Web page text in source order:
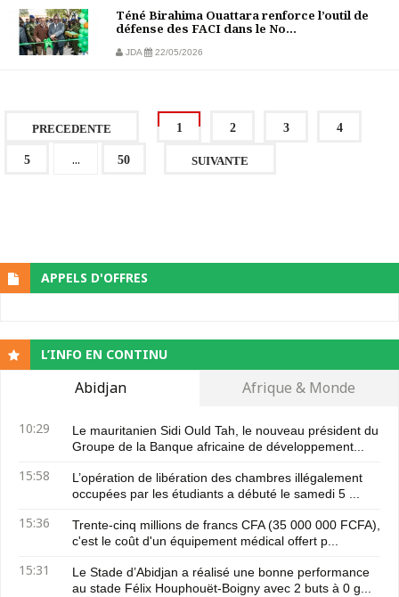
Téné Birahima Ouattara renforce l’outil de
défense des FACI dans le No...
JDA 22/05/2026
PRECEDENTE 1 2 3 4
5 ... 50 SUIVANTE
APPELS D'OFFRES
L’INFO EN CONTINU
Abidjan Afrique & Monde
10:29
Le mauritanien Sidi Ould Tah, le nouveau président du
Groupe de la Banque africaine de développement...
15:58
L’opération de libération des chambres illégalement
occupées par les étudiants a débuté le samedi 5 ...
15:36
Trente-cinq millions de francs CFA (35 000 000 FCFA),
c'est le coût d'un équipement médical offert p...
15:31
Le Stade d’Abidjan a réalisé une bonne performance
au stade Félix Houphouët-Boigny avec 2 buts à 0 g...